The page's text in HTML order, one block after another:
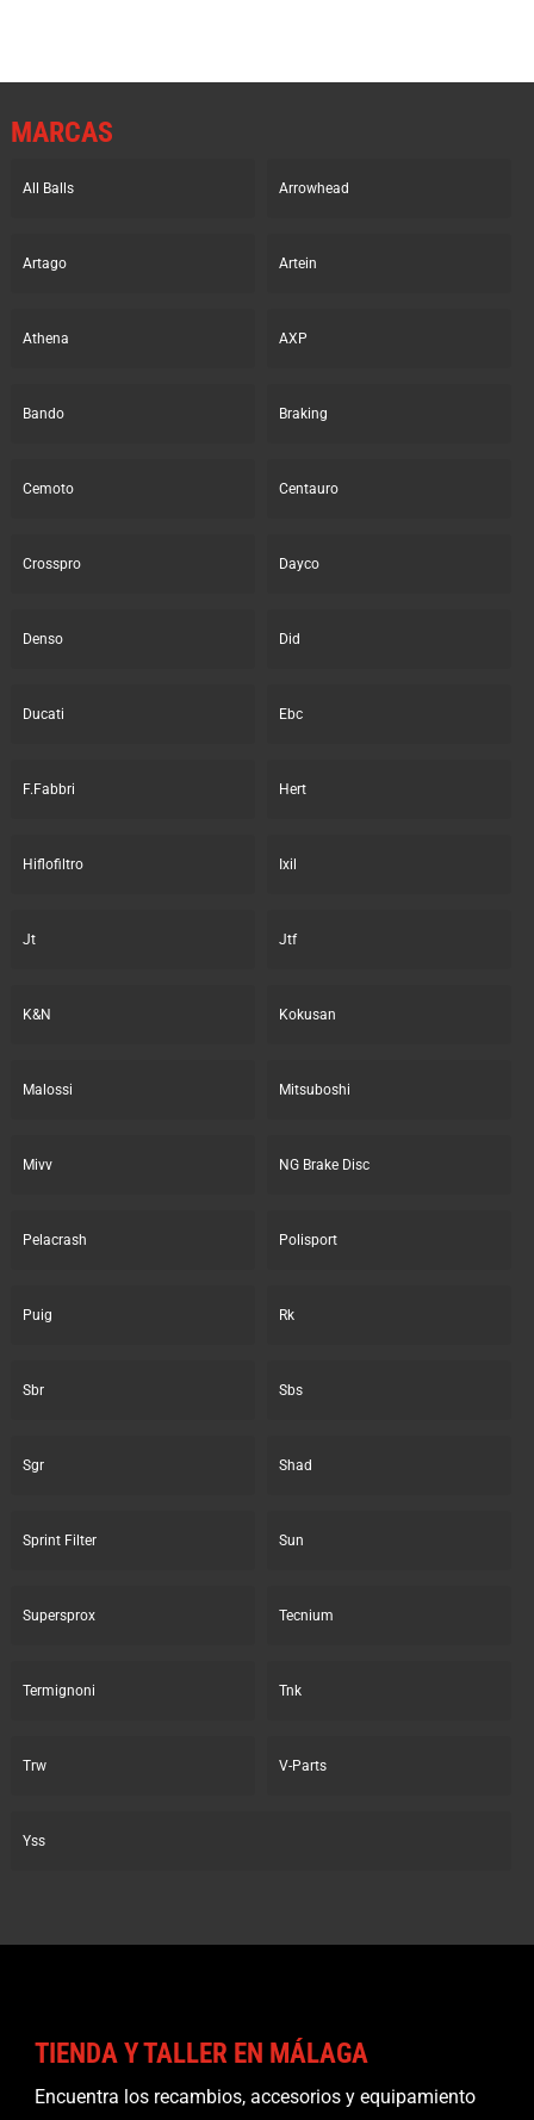
MARCAS
All Balls Arrowhead
Artago Artein
Athena AXP
Bando Braking
Cemoto Centauro
Crosspro Dayco
Denso Did
Ducati Ebc
F.Fabbri Hert
Hiflofiltro Ixil
Jt Jtf
K&N Kokusan
Malossi Mitsuboshi
Mivv NG Brake Disc
Pelacrash Polisport
Puig Rk
Sbr Sbs
Sgr Shad
Sprint Filter Sun
Supersprox Tecnium
Termignoni Tnk
Trw V-Parts
Yss
TIENDA Y TALLER EN MÁLAGA
Encuentra los recambios, accesorios y equipamiento